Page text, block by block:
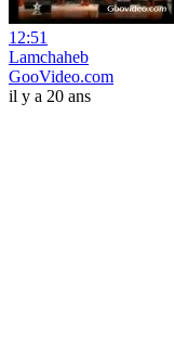
12:51
Lamchaheb
GooVideo.com
il y a 20 ans